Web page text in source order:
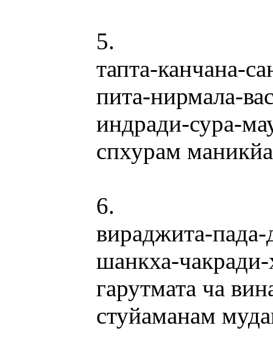
5.
тапта-канчана-
пита-нирмала-
индради-сура-
спхурам
6.
вираджита-
шанкха-
гарутмата ча
стуйаманам